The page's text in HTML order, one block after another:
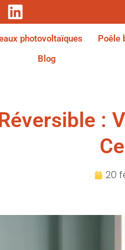
photovoltaïques Poêle
Blog
:
20